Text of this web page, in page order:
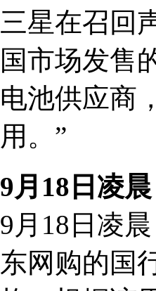
三星在召回
国市场发售
电池供应商
用。”
9月18日凌
9月18日凌
东网购的国